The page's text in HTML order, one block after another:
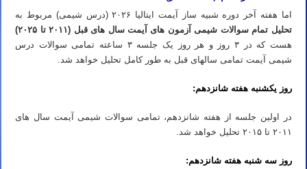
اما هفته آخر دوره شبیه ساز آیمت ایتالیا ۲۰۲۶ (درس شیمی) مربوط به
تحلیل تمام سوالات شیمی آزمون های آیمت سال های قبل (۲۰۱۱ تا ۲۰۲۵)
هست که در ۳ روز و هر روز یک جلسه ۳ ساعته تمامی سوالات درس
شیمی آیمت تمامی سالهای قبل به طور کامل تحلیل خواهد شد.
روز یکشنبه هفته شانزدهم:
در اولین جلسه از هفته شانزدهم، تمامی سوالات شیمی آیمت سال های
۲۰۱۱ تا ۲۰۱۵ تحلیل خواهد شد.
روز سه شنبه هفته شانزدهم: